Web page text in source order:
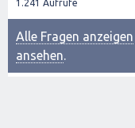
1.241 Aufrufe
Alle Fragen anzeigen
ansehen.